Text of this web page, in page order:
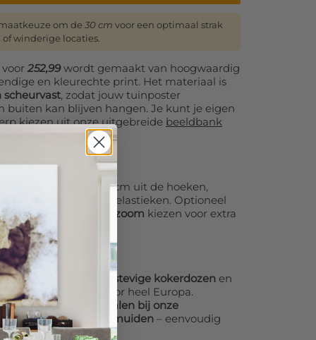
om de 30 cm voor een optimaal strak
winderige locaties.
voor 252,99wordt gemaakt van hoogwaardig
en kleurechte print. Het materiaal is
scheurvast, zodat jouw tuinposter
buiten kan blijven hangen. Je kunt je eigen
kiezen uit onze uitgebreide beeldbank
ringen (1,8 cm uit de hoeken,
met haken of spanelastieken. Optioneel
of een
verstevigde zoom kiezen voor extra
opgerold in stevige kokerdozen en
(DHL/UPS) door heel Europa.
altijdkosteloos afhalen bij onze
One in IJsselmuiden – eenvoudig